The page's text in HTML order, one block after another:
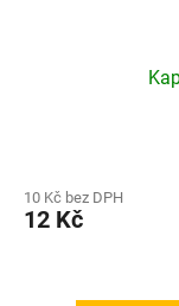
10 Kč bez DPH
12 Kč